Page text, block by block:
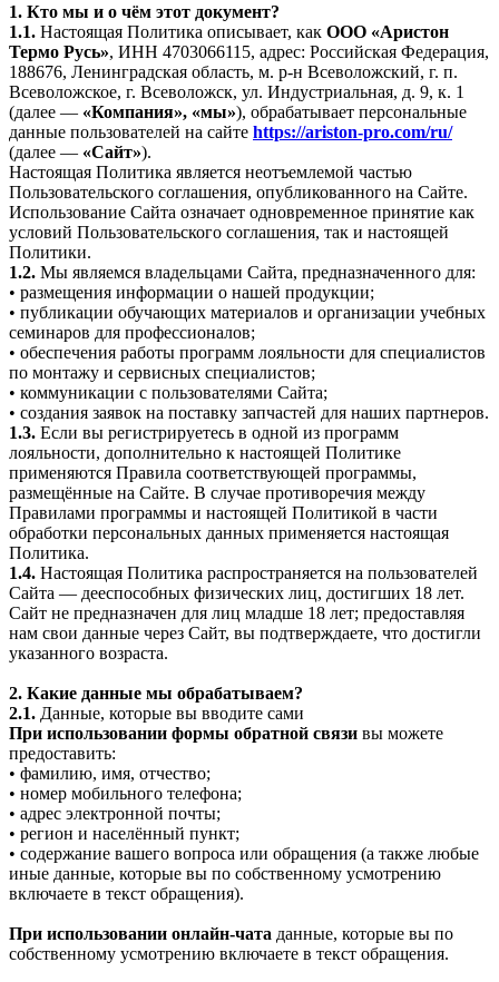
1. Кто мы и о чём этот документ?
1.1. Настоящая Политика описывает, как ООО «Аристон
Термо Русь», ИНН 4703066115, адрес: Российская Федерация,
188676, Ленинградская область, м. р-н Всеволожский, г. п.
Всеволожское, г. Всеволожск, ул. Индустриальная, д. 9, к. 1
(далее — «Компания», «мы»), обрабатывает персональные
данные пользователей на сайте https://ariston-pro.com/ru/
(далее — «Сайт»).
Настоящая Политика является неотъемлемой частью
Пользовательского соглашения, опубликованного на Сайте.
Использование Сайта означает одновременное принятие как
условий Пользовательского соглашения, так и настоящей
Политики.
1.2. Мы являемся владельцами Сайта, предназначенного для:
• размещения информации о нашей продукции;
• публикации обучающих материалов и организации учебных
семинаров для профессионалов;
• обеспечения работы программ лояльности для специалистов
по монтажу и сервисных специалистов;
• коммуникации с пользователями Сайта;
• создания заявок на поставку запчастей для наших партнеров.
1.3. Если вы регистрируетесь в одной из программ
лояльности, дополнительно к настоящей Политике
применяются Правила соответствующей программы,
размещённые на Сайте. В случае противоречия между
Правилами программы и настоящей Политикой в части
обработки персональных данных применяется настоящая
Политика.
1.4. Настоящая Политика распространяется на пользователей
Сайта — дееспособных физических лиц, достигших 18 лет.
Сайт не предназначен для лиц младше 18 лет; предоставляя
нам свои данные через Сайт, вы подтверждаете, что достигли
указанного возраста.
2. Какие данные мы обрабатываем?
2.1. Данные, которые вы вводите сами
При использовании формы обратной связи вы можете
предоставить:
• фамилию, имя, отчество;
• номер мобильного телефона;
• адрес электронной почты;
• регион и населённый пункт;
• содержание вашего вопроса или обращения (а также любые
иные данные, которые вы по собственному усмотрению
включаете в текст обращения).
При использовании онлайн-чата данные, которые вы по
собственному усмотрению включаете в текст обращения.